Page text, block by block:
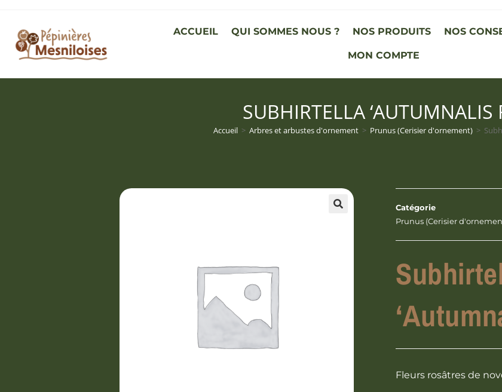
ACCUEIL QUI SOMMES NOUS ? NOS PRODUITS NOS
MON COMPTE
SUBHIRTELLA ‘AUTUMNALIS
Accueil > Arbres et arbustes d'ornement > Prunus (Cerisier d'ornement) >
Catégorie
Prunus (Cerisier
Fleurs rosâtres de